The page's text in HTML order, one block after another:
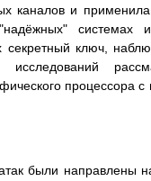
каналов и
системах
секретный ключ,
были направлены